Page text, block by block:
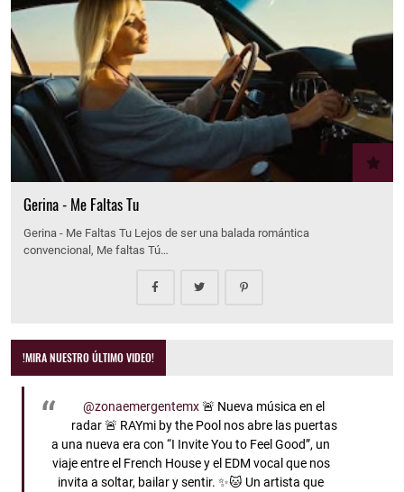
Gerina - Me Faltas Tu
Gerina - Me Faltas Tu Lejos de ser una balada romántica
convencional, Me faltas Tú…
!MIRA NUESTRO ÚLTIMO VIDEO!
@zonaemergentemx🚨 Nueva música en el
radar 🚨 RAYmi by the Pool nos abre las puertas
a una nueva era con “I Invite You to Feel Good”, un
viaje entre el French House y el EDM vocal que nos
invita a soltar, bailar y sentir. ✨🐱 Un artista que